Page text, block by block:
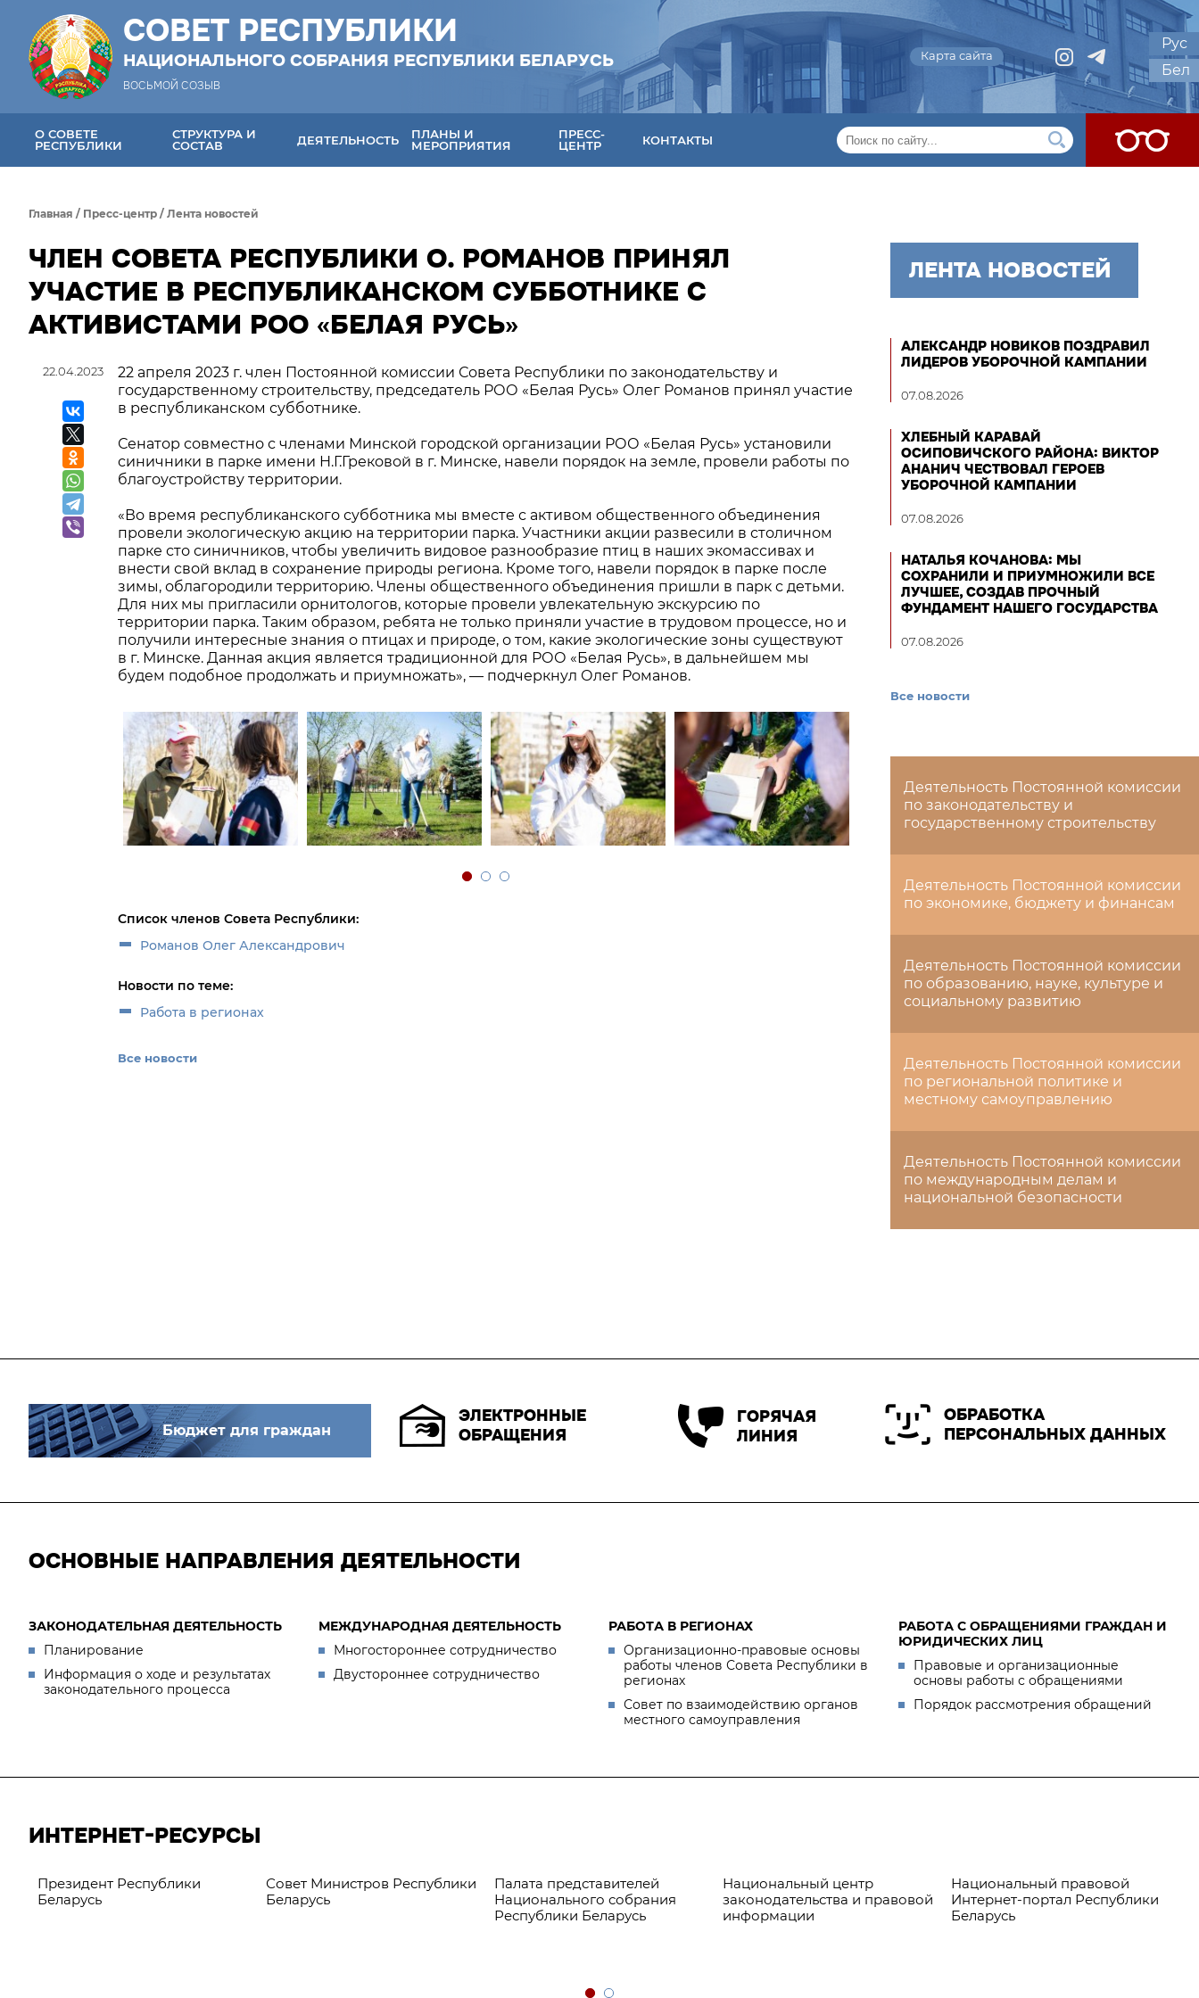
СОВЕТ РЕСПУБЛИКИ
НАЦИОНАЛЬНОГО СОБРАНИЯ РЕСПУБЛИКИ БЕЛАРУСЬ
ВОСЬМОЙ СОЗЫВ
Карта сайта
Рус
Бел
О СОВЕТЕ
РЕСПУБЛИКИ
СТРУКТУРА И
СОСТАВ
ДЕЯТЕЛЬНОСТЬ
ПЛАНЫ И
МЕРОПРИЯТИЯ
ПРЕСС-
ЦЕНТР
КОНТАКТЫ
Главная / Пресс-центр / Лента новостей
ЧЛЕН СОВЕТА РЕСПУБЛИКИ О. РОМАНОВ ПРИНЯЛ
УЧАСТИЕ В РЕСПУБЛИКАНСКОМ СУББОТНИКЕ С
АКТИВИСТАМИ РОО «БЕЛАЯ РУСЬ»
22.04.2023
22 апреля 2023 г. член Постоянной комиссии Совета Республики по законодательству и
государственному строительству, председатель РОО «Белая Русь» Олег Романов принял участие
в республиканском субботнике.
Сенатор совместно с членами Минской городской организации РОО «Белая Русь» установили
синичники в парке имени Н.Г.Грековой в г. Минске, навели порядок на земле, провели работы по
благоустройству территории.
«Во время республиканского субботника мы вместе с активом общественного объединения
провели экологическую акцию на территории парка. Участники акции развесили в столичном
парке сто синичников, чтобы увеличить видовое разнообразие птиц в наших экомассивах и
внести свой вклад в сохранение природы региона. Кроме того, навели порядок в парке после
зимы, облагородили территорию. Члены общественного объединения пришли в парк с детьми.
Для них мы пригласили орнитологов, которые провели увлекательную экскурсию по
территории парка. Таким образом, ребята не только приняли участие в трудовом процессе, но и
получили интересные знания о птицах и природе, о том, какие экологические зоны существуют
в г. Минске. Данная акция является традиционной для РОО «Белая Русь», в дальнейшем мы
будем подобное продолжать и приумножать», — подчеркнул Олег Романов.
Список членов Совета Республики:
Романов Олег Александрович
Новости по теме:
Работа в регионах
Все новости
ЛЕНТА НОВОСТЕЙ
АЛЕКСАНДР НОВИКОВ ПОЗДРАВИЛ
ЛИДЕРОВ УБОРОЧНОЙ КАМПАНИИ
07.08.2026
ХЛЕБНЫЙ КАРАВАЙ
ОСИПОВИЧСКОГО РАЙОНА: ВИКТОР
АНАНИЧ ЧЕСТВОВАЛ ГЕРОЕВ
УБОРОЧНОЙ КАМПАНИИ
07.08.2026
НАТАЛЬЯ КОЧАНОВА: МЫ
СОХРАНИЛИ И ПРИУМНОЖИЛИ ВСЕ
ЛУЧШЕЕ, СОЗДАВ ПРОЧНЫЙ
ФУНДАМЕНТ НАШЕГО ГОСУДАРСТВА
07.08.2026
Все новости
Деятельность Постоянной комиссии
по законодательству и
государственному строительству
Деятельность Постоянной комиссии
по экономике, бюджету и финансам
Деятельность Постоянной комиссии
по образованию, науке, культуре и
социальному развитию
Деятельность Постоянной комиссии
по региональной политике и
местному самоуправлению
Деятельность Постоянной комиссии
по международным делам и
национальной безопасности
Бюджет для граждан
ЭЛЕКТРОННЫЕ
ОБРАЩЕНИЯ
ГОРЯЧАЯ
ЛИНИЯ
ОБРАБОТКА
ПЕРСОНАЛЬНЫХ ДАННЫХ
ОСНОВНЫЕ НАПРАВЛЕНИЯ ДЕЯТЕЛЬНОСТИ
ЗАКОНОДАТЕЛЬНАЯ ДЕЯТЕЛЬНОСТЬ
Планирование
Информация о ходе и результатах
законодательного процесса
МЕЖДУНАРОДНАЯ ДЕЯТЕЛЬНОСТЬ
Многостороннее сотрудничество
Двустороннее сотрудничество
РАБОТА В РЕГИОНАХ
Организационно-правовые основы
работы членов Совета Республики в
регионах
Совет по взаимодействию органов
местного самоуправления
РАБОТА С ОБРАЩЕНИЯМИ ГРАЖДАН И
ЮРИДИЧЕСКИХ ЛИЦ
Правовые и организационные
основы работы с обращениями
Порядок рассмотрения обращений
ИНТЕРНЕТ-РЕСУРСЫ
Президент Республики
Беларусь
Совет Министров Республики
Беларусь
Палата представителей
Национального собрания
Республики Беларусь
Национальный центр
законодательства и правовой
информации
Национальный правовой
Интернет-портал Республики
Беларусь